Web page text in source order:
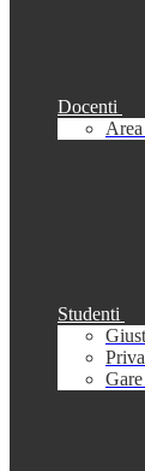
Docenti
Studenti